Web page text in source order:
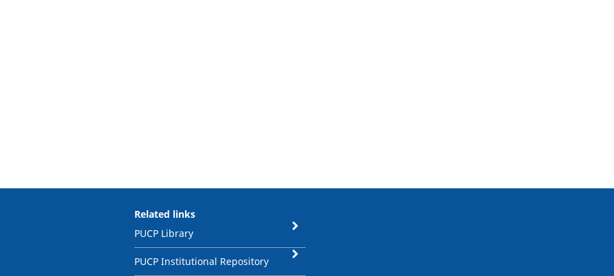
Related links
PUCP Library
PUCP Institutional Repository